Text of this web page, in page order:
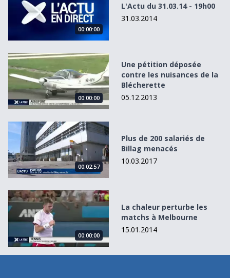
00:00:00
L'Actu du 31.03.14 - 19h00
31.03.2014
Une pétition déposée contre les nuisances de la
00:00:00
Une pétition déposée
contre les nuisances de la
Blécherette
05.12.2013
Plus de 200 salariés de Billag menacés
00:02:57
Plus de 200 salariés de
Billag menacés
10.03.2017
La chaleur perturbe les matchs à Melbourne
00:00:00
La chaleur perturbe les
matchs à Melbourne
15.01.2014